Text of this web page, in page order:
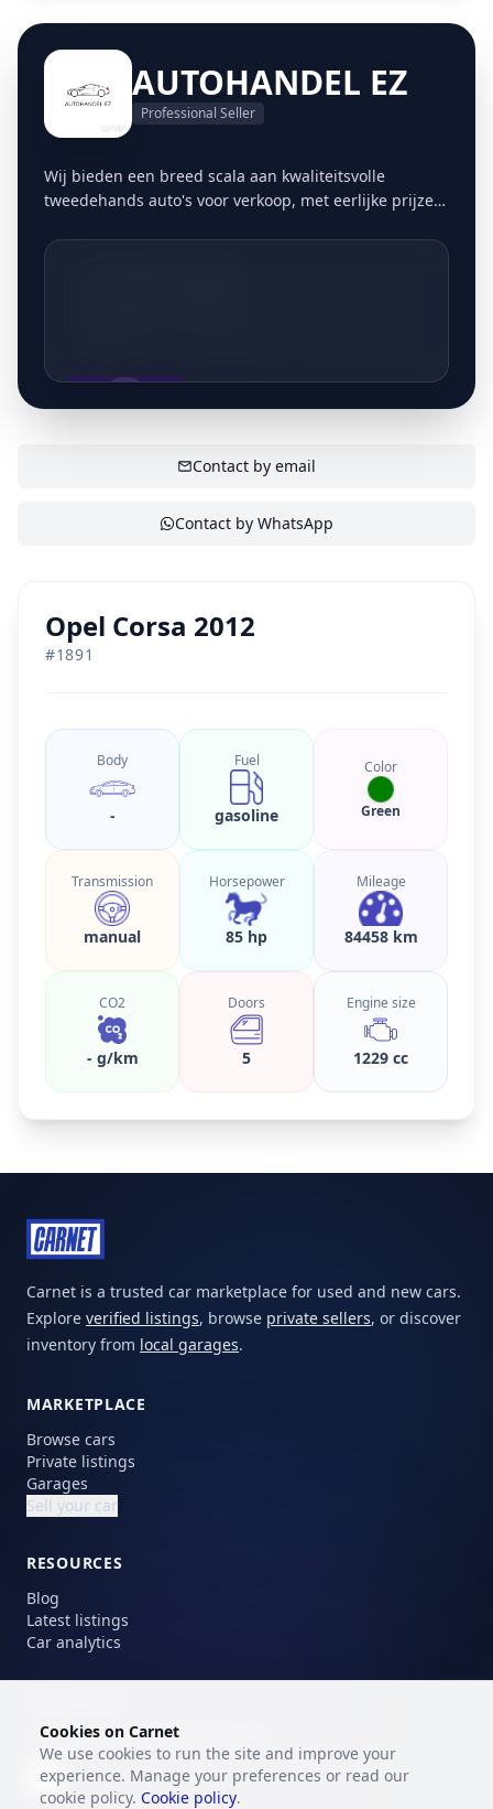
AUTOHANDEL EZ
Professional Seller
Wij bieden een breed scala aan kwaliteitsvolle
tweedehands auto's voor verkoop, met eerlijke prijzen
moeiteloze en handige manier om uw auto te
Aan&Verkoop auto... Particulieren en bedrijven
Contact by email
Contact by WhatsApp
Opel Corsa 2012
#1891
Body
-
Fuel
gasoline
Color
Green
Transmission
manual
Horsepower
85 hp
Mileage
84458 km
CO2
- g/km
Doors
5
Engine size
1229 cc
Carnet is a trusted car marketplace for used and new cars.
Explore verified listings, browse private sellers, or discover
inventory from local garages.
MARKETPLACE
Browse cars
Private listings
Garages
Sell your car
RESOURCES
Blog
Latest listings
Car analytics
Choose your preferred language.
EN
Cookies on Carnet
We use cookies to run the site and improve your
experience. Manage your preferences or read our
cookie policy. Cookie policy.